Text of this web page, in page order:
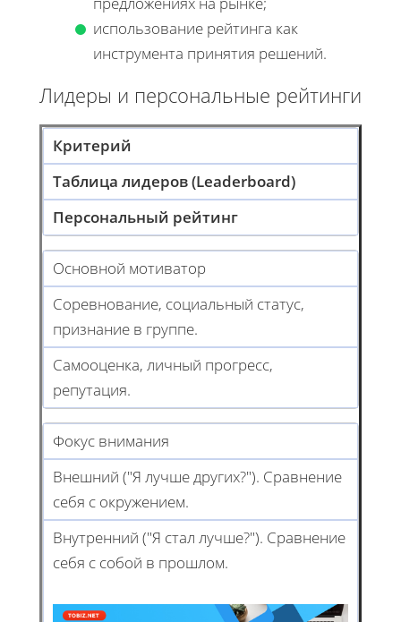
использование рейтинга как
инструмента принятия решений.
Лидеры и персональные рейтинги
Критерий
Таблица лидеров (Leaderboard)
Персональный рейтинг
Основной мотиватор
Соревнование, социальный статус,
признание в группе.
Самооценка, личный прогресс,
репутация.
Фокус внимания
Внешний ("Я лучше других?"). Сравнение
себя с окружением.
Внутренний ("Я стал лучше?"). Сравнение
себя с собой в прошлом.